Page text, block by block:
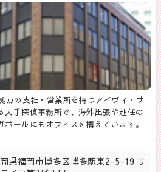
点の支社・営業所を持つアイヴィ・サ
大手探偵事務所で、海外出張や赴任の
ールにもオフィスを構えています。
県福岡市博多区博多駅東2-5-19 サ